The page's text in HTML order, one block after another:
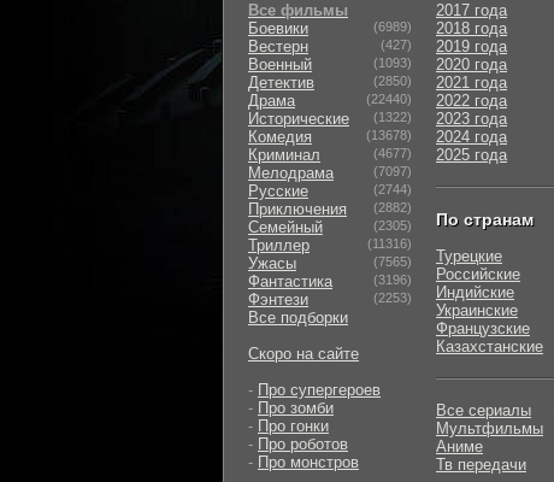
Все фильмы
Боевики
(6989)
Вестерн (427)
Военный (1093)
Детектив (2850)
Драма (22440)
Исторические (1322)
Комедия (13678)
Криминал (4677)
Мелодрама (7097)
Русские (2744)
Приключения (2882)
Семейный (2305)
Триллер (11316)
Ужасы (7565)
Фантастика (3196)
Фэнтези (2253)
Все подборки
Скоро на сайте
- Про супергероев
- Про зомби
- Про гонки
- Про роботов
- Про монстров
2017 года
2018 года
2019 года
2020 года
2021 года
2022 года
2023 года
2024 года
2025 года
По странам
Турецкие
Российские
Индийские
Украинские
Французские
Казахстанские
Все сериалы
Мультфильмы
Аниме
Тв передачи